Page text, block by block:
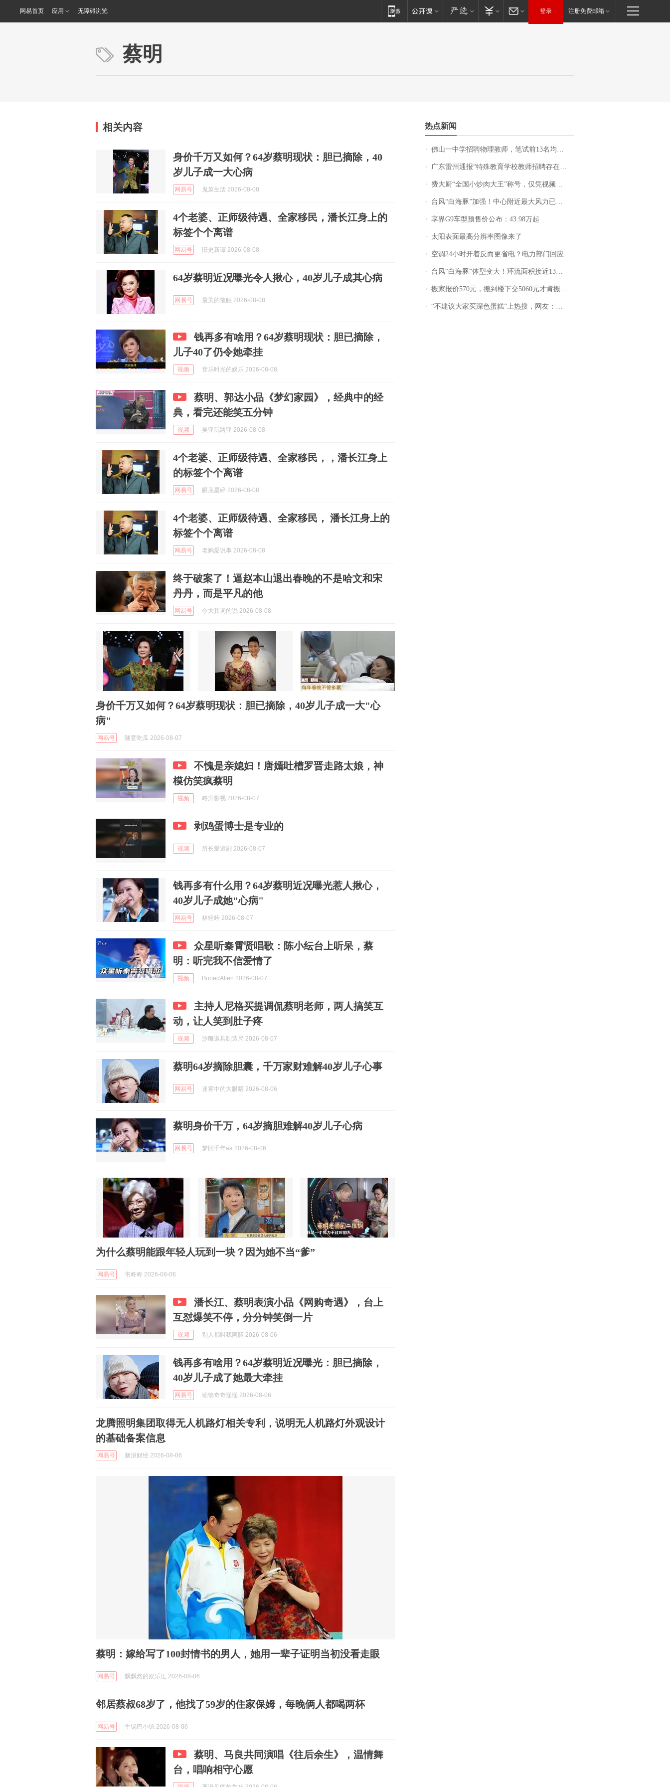
网易首页 应用 无障碍浏览 登录 注册免费邮箱
蔡明
相关内容
身价千万又如何？64岁蔡明现状：胆已摘除，40
岁儿子成一大心病
网易号 鬼菜生活 2026-08-08
4个老婆、正师级待遇、全家移民，潘长江身上的
标签个个离谱
网易号 旧史新谭 2026-08-08
64岁蔡明近况曝光令人揪心，40岁儿子成其心病
网易号 最美的笔触 2026-08-08
钱再多有啥用？64岁蔡明现状：胆已摘除，
儿子40了仍令她牵挂
视频 音乐时光的娱乐 2026-08-08
蔡明、郭达小品《梦幻家园》，经典中的经
典，看完还能笑五分钟
视频 吴亚玩路亚 2026-08-08
4个老婆、正师级待遇、全家移民，，潘长江身上
的标签个个离谱
网易号 眼底星碎 2026-08-08
4个老婆、正师级待遇、全家移民， 潘长江身上的
标签个个离谱
网易号 老鹈爱说事 2026-08-08
终于破案了！逼赵本山退出春晚的不是哈文和宋
丹丹，而是平凡的他
网易号 夸大其词的说 2026-08-08
身价千万又如何？64岁蔡明现状：胆已摘除，40岁儿子成一大"心
病"
网易号 随意吃瓜 2026-08-07
不愧是亲媳妇！唐嫣吐槽罗晋走路太娘，神
模仿笑疯蔡明
视频 咚升影视 2026-08-07
剥鸡蛋博士是专业的
视频 所长爱追剧 2026-08-07
钱再多有什么用？64岁蔡明近况曝光惹人揪心，
40岁儿子成她"心病"
网易号 林轻吟 2026-08-07
众星听秦霄贤唱歌：陈小纭台上听呆，蔡
明：听完我不信爱情了
视频 BuriedAlien 2026-08-07
主持人尼格买提调侃蔡明老师，两人搞笑互
动，让人笑到肚子疼
视频 沙雕道具制造局 2026-08-07
蔡明64岁摘除胆囊，千万家财难解40岁儿子心事
网易号 迷雾中的大眼睛 2026-08-06
蔡明身价千万，64岁摘胆难解40岁儿子心病
网易号 梦回千年aa 2026-08-06
为什么蔡明能跟年轻人玩到一块？因为她不当“爹”
网易号 书咚咚 2026-08-06
潘长江、蔡明表演小品《网购奇遇》，台上
互怼爆笑不停，分分钟笑倒一片
视频 别人都叫我阿腈 2026-08-06
钱再多有啥用？64岁蔡明近况曝光：胆已摘除，
40岁儿子成了她最大牵挂
网易号 动物奇奇怪怪 2026-08-06
龙腾照明集团取得无人机路灯相关专利，说明无人机路灯外观设计
的基础备案信息
网易号 新浪财经 2026-08-06
蔡明：嫁给写了100封情书的男人，她用一辈子证明当初没看走眼
网易号 飘飘然的娱乐汇 2026-08-06
邻居蔡叔68岁了，他找了59岁的住家保姆，每晚俩人都喝两杯
网易号 牛锅巴小钒 2026-08-06
蔡明、马良共同演唱《往后余生》，温情舞
台，唱响相守心愿
热点新闻
佛山一中学招聘物理教师，笔试前13名均遭淘汰？教育局：已叫停招聘，成立调查组全面核查
广东雷州通报“特殊教育学校教师招聘存在违规行为”：已启动问责程序 副校长被停职
费大厨“全国小炒肉大王”称号，仅凭视频评出？中国烹饪协会回应
台风“白海豚”加强！中心附近最大风力已达15级 最新研判
享界G9车型预售价公布：43.98万起
太阳表面最高分辨率图像来了
空调24小时开着反而更省电？电力部门回应
台风“白海豚”体型变大！环流面积接近13个浙江那么大
搬家报价570元，搬到楼下交5060元才肯搬上楼！女子傻眼了……
“不建议大家买深色蛋糕”上热搜，网友：天塌了！